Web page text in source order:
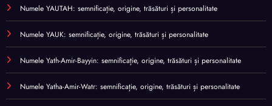
Numele YAUTAH: semnificație, origine, trăsături și personalitate
Numele YAUK: semnificație, origine, trăsături și personalitate
Numele Yath-Amir-Bayyin: semnificație, origine, trăsături și personalitate
Numele Yatha-Amir-Watr: semnificație, origine, trăsături și personalitate